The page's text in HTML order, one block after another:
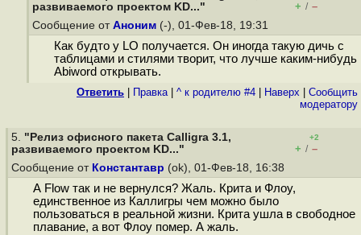
развиваемого проектом KD..."
+ / –
Сообщение от Аноним (-), 01-Фев-18, 19:31
Как будто у LO получается. Он иногда такую дичь с
таблицами и стилями творит, что лучше каким-нибудь
Abiword открывать.
Ответить Правка| ^ к родителю #4 Наверх
Cообщить
модератору
5. "Релиз офисного пакета Calligra 3.1,
развиваемого проектом KD..."
+2
+ / –
Сообщение от Константавр (ok), 01-Фев-18, 16:38
А Flow так и не вернулся? Жаль. Крита и Флоу,
единственное из Каллигры чем можно было
пользоваться в реальной жизни. Крита ушла в свободное
плавание, а вот Флоу помер. А жаль.